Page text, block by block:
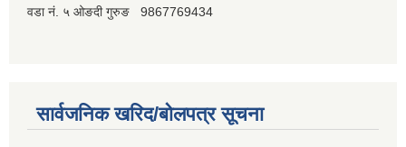
वडा नं. ५ ओङदी गुरुङ 9867769434
सार्वजनिक खरिद/बोलपत्र सूचना